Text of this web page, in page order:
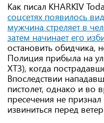
Как писал KHARKIV
соцсетях появилось
мужчина стреляет в
затем начинает его
остановить обидчика,
Полиция прибыла на
ХТЗ), когда
Впоследствии
пистолет, однако и во
пресечения не
извиниться перед